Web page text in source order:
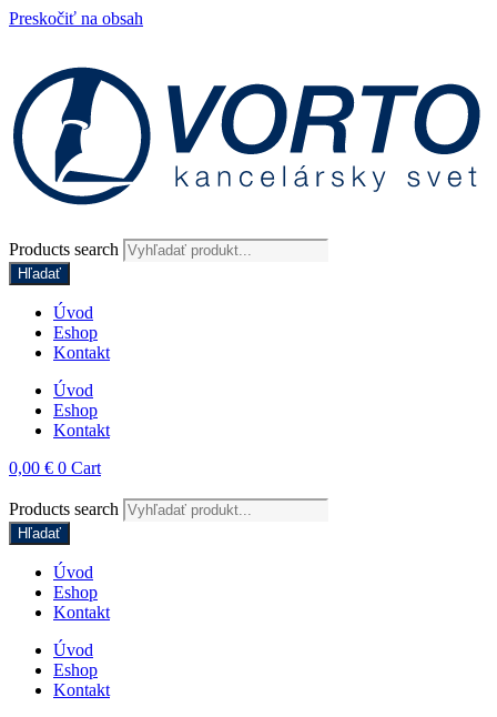
Preskočiť na obsah
Products search
Hľadať
Úvod
Eshop
Kontakt
Úvod
Eshop
Kontakt
0,00 € 0 Cart
Products search
Hľadať
Úvod
Eshop
Kontakt
Úvod
Eshop
Kontakt